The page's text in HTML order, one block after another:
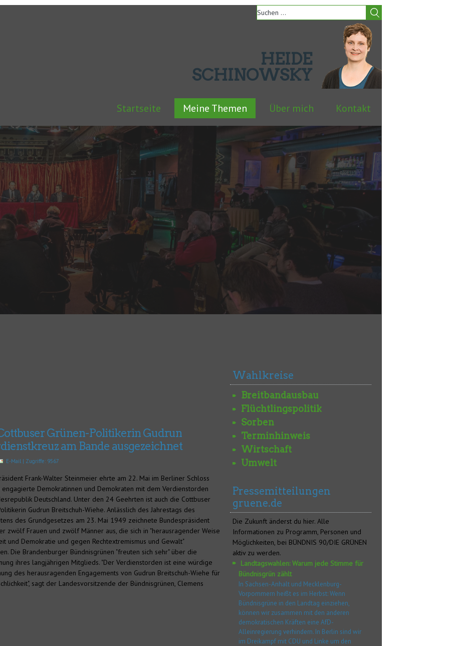
HEIDE
SCHINOWSKY
Startseite Meine Themen Über mich Kontakt
Grünen-Politikerin Gudrun
am Bande ausgezeichnet
E-Mail | Zugriffe: 9567
Frank-Walter Steinmeier ehrte am 22. Mai im Berliner Schloss
Demokratinnen und Demokraten mit dem Verdienstorden
Deutschland. Unter den 24 Geehrten ist auch die Cottbuser
Gudrun Breitschuh-Wiehe. Anlässlich des Jahrestags des
des Grundgesetzes am 23. Mai 1949 zeichnete Bundespräsident
zwölf Frauen und zwölf Männer aus, die sich in "herausragender Weise
und Demokratie und gegen Rechtextremismus und Gewalt"
Die Brandenburger Bündnisgrünen "freuten sich sehr" über die
ihres langjährigen Mitglieds. "Der Verdienstorden ist eine würdige
des herausragenden Engagements von Gudrun Breitschuh-Wiehe für
sagt der Landesvorsitzende der Bündnisgrünen, Clemens
Wahlkreise
Breitbandausbau
Flüchtlingspolitik
Sorben
Terminhinweis
Wirtschaft
Umwelt
Pressemitteilungen
gruene.de
Die Zukunft änderst du hier. Alle
Informationen zu Programm, Personen und
Möglichkeiten, bei BÜNDNIS 90/DIE GRÜNEN
aktiv zu werden.
Landtagswahlen: Warum jede Stimme für
Bündnisgrün zählt
In Sachsen-Anhalt und Mecklenburg-
Vorpommern heißt es im Herbst: Wenn
Bündnisgrüne in den Landtag einziehen,
können wir zusammen mit den anderen
demokratischen Kräften eine AfD-
Alleinregierung verhindern. In Berlin sind wir
im Dreikampf mit CDU und Linke um den